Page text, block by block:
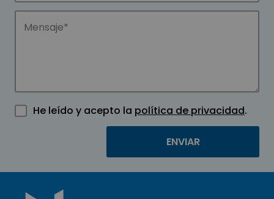
He leído y acepto la política de privacidad.